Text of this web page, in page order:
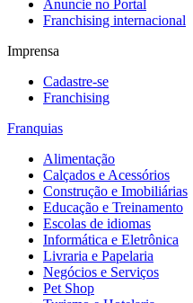
Anuncie no Portal
Franchising internacional
Imprensa
Cadastre-se
Franchising
Franquias
Alimentação
Calçados e Acessórios
Construção e Imobiliárias
Educação e Treinamento
Escolas de idiomas
Informática e Eletrônica
Livraria e Papelaria
Negócios e Serviços
Pet Shop